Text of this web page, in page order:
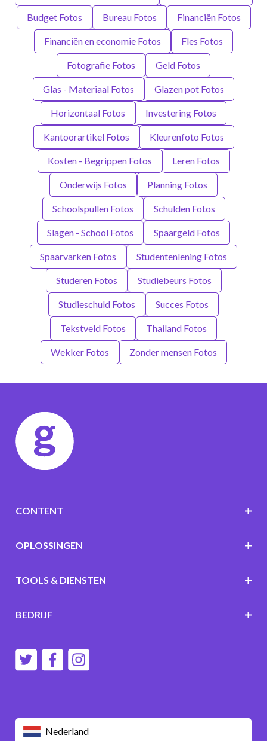
Budget Fotos Bureau Fotos Financiën Fotos
Financiën en economie Fotos Fles Fotos
Fotografie Fotos Geld Fotos
Glas - Materiaal Fotos Glazen pot Fotos
Horizontaal Fotos Investering Fotos
Kantoorartikel Fotos Kleurenfoto Fotos
Kosten - Begrippen Fotos Leren Fotos
Onderwijs Fotos Planning Fotos
Schoolspullen Fotos Schulden Fotos
Slagen - School Fotos Spaargeld Fotos
Spaarvarken Fotos Studentenlening Fotos
Studeren Fotos Studiebeurs Fotos
Studieschuld Fotos Succes Fotos
Tekstveld Fotos Thailand Fotos
Wekker Fotos Zonder mensen Fotos
Nederland
CONTENT
OPLOSSINGEN
TOOLS & DIENSTEN
BEDRIJF